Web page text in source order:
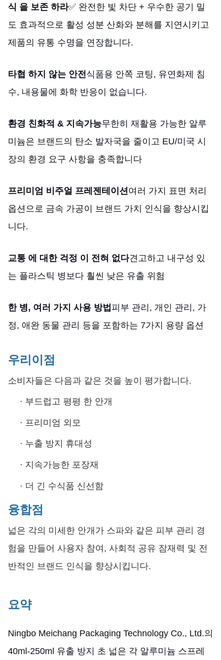
식 을 보존 하라✅ 완전한 빛 차단 + 우수한 공기 밀
도 효과적으로 활성 성분 산화와 분해를 지연시키고
제품의 유통 수명을 연장합니다.
타협 하지 않는 안전 식품용 안쪽 코팅, 유연화제 침
수, 내용물에 화학 반응이 없습니다.
환경 친화적 & 지속가능무한히 재활용 가능한 알루
미늄은 브랜드의 탄소 발자국을 줄이고 EU/미국 시
장의 환경 요구 사항을 충족합니다
프리미엄 비주얼 프레젠테이션 여러 가지 표면 처리
옵션으로 금속 가공이 브랜드 가치 인식을 향상시킵
니다.
교통 에 대한 걱정 이 전혀 없다견고하고 내구성 있
는 플라스틱 병보다 훨씬 낮은 유출 위험
한 병, 여러 가지 사용 방법 피부 관리, 개인 관리, 가
정, 애완 동물 관리 등을 포함하는 7가지 용량 옵션
우리 이점
소비자들은 다음과 같은 것을 높이 평가합니다.
· 부드럽고 평평 한 안개
· 프리미엄 외모
· 누출 방지 휴대성
· 지속가능한 포장재
· 더 긴 수식품 신선함
융합점
넓은 각의 미세한 안개가 스파와 같은 피부 관리 경
험을 만들어 사용자 참여, 사회적 공유 잠재력 및 전
반적인 브랜드 인식을 향상시킵니다.
요약
Ningbo Meichang Packaging Technology Co., Ltd.의
40ml-250ml 유출 방지 초 넓은 각 알루미늄 스프레